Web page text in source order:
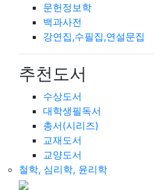
문헌정보학
백과사전
강연집,수필집,연설문집
추천도서
수상도서
대학생필독서
총서(시리즈)
교재도서
교양도서
철학, 심리학, 윤리학